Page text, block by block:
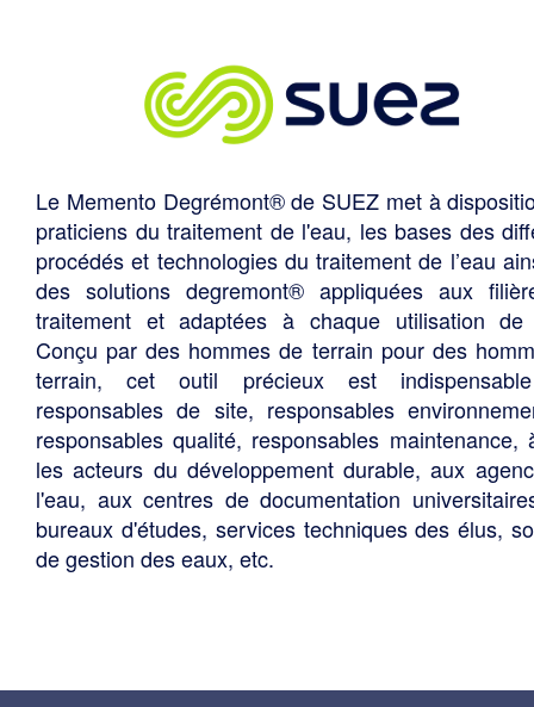
Le Memento Degrémont® de SUEZ met à
praticiens du traitement de l'eau, les bases des
procédés et technologies du traitement de l’eau
des solutions degremont® appliquées aux
traitement et adaptées à chaque utilisation de
Conçu par des hommes de terrain pour des
terrain, cet outil précieux est
responsables de site, responsables
responsables qualité, responsables maintenance,
les acteurs du développement durable, aux
l'eau, aux centres de documentation
bureaux d'études, services techniques des élus,
de gestion des eaux, etc.